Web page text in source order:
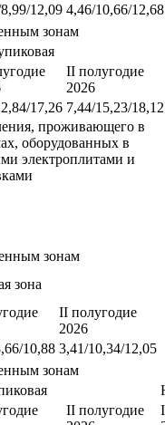
12,09 4,46/10,66/12,68
зонам
II полугодие
2026
17,26 7,44/15,23/18,12
проживающего в
оборудованных в
электроплитами и
зонам
зона
II полугодие
2026
10,88 3,41/10,34/12,05
зонам
II полугодие